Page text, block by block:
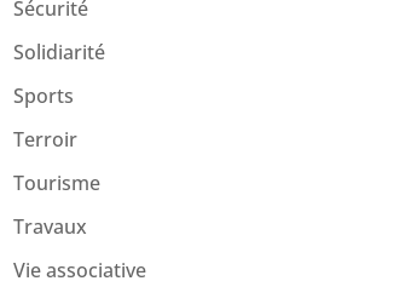
Sécurité
Solidiarité
Sports
Terroir
Tourisme
Travaux
Vie associative